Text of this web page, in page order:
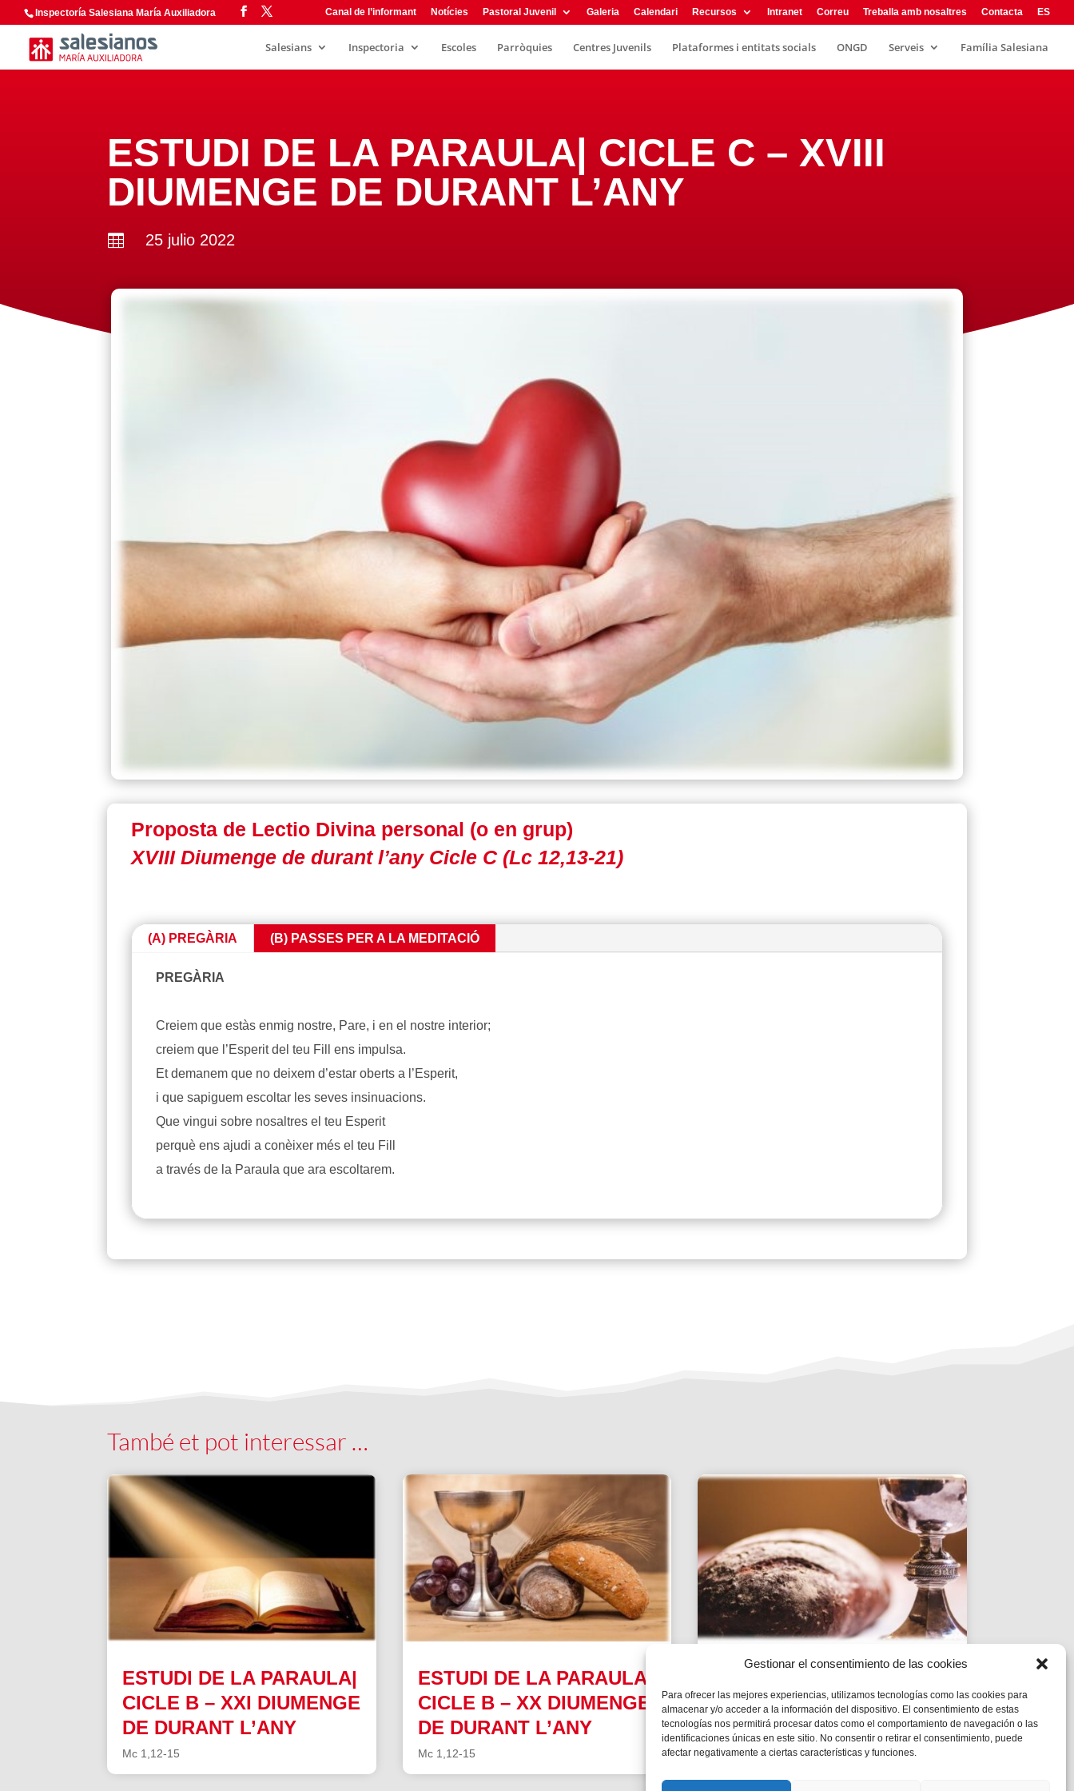
Gestionar el consentimiento de las cookies
Para ofrecer las mejores experiencias, utilizamos tecnologías como las cookies para
almacenar y/o acceder a la información del dispositivo. El consentimiento de estas
tecnologías nos permitirá procesar datos como el comportamiento de navegación o las
identificaciones únicas en este sitio. No consentir o retirar el consentimiento, puede
afectar negativamente a ciertas características y funciones.
Inspectoría Salesiana María Auxiliadora Canal de l’informant Notícies Pastoral Juvenil Galeria Calendari Recursos Intranet Correu Treballa amb nosaltres Contacta ES
Salesians Inspectoria Escoles Parròquies Centres Juvenils Plataformes i entitats socials ONGD Serveis Família Salesiana
ESTUDI DE LA PARAULA| CICLE C – XVIII
DIUMENGE DE DURANT L’ANY
 25 julio 2022
Proposta de Lectio Divina personal (o en grup)
XVIII Diumenge de durant l’any Cicle C (Lc 12,13-21)
(A) PREGÀRIA (B) PASSES PER A LA MEDITACIÓ
PREGÀRIA
Creiem que estàs enmig nostre, Pare, i en el nostre interior;
creiem que l’Esperit del teu Fill ens impulsa.
Et demanem que no deixem d’estar oberts a l’Esperit,
i que sapiguem escoltar les seves insinuacions.
Que vingui sobre nosaltres el teu Esperit
perquè ens ajudi a conèixer més el teu Fill
a través de la Paraula que ara escoltarem.
També et pot interessar …
ESTUDI DE LA PARAULA|
CICLE B – XXI DIUMENGE
DE DURANT L’ANY
Mc 1,12-15
ESTUDI DE LA PARAULA|
CICLE B – XX DIUMENGE
DE DURANT L’ANY
Mc 1,12-15
CICLE B – XIX DIUMENGE
DE DURANT L’ANY
Mc 1,12-15